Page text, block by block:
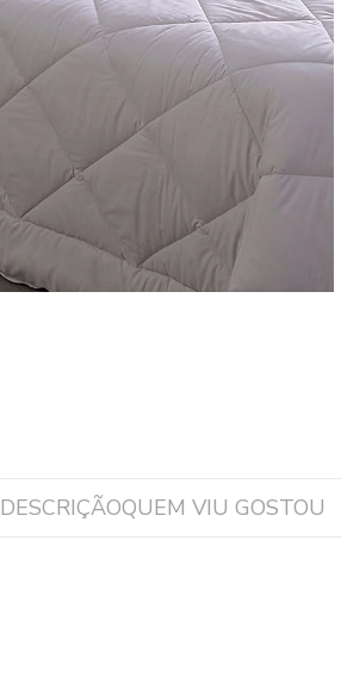
DESCRIÇÃOQUEM VIU GOSTOU